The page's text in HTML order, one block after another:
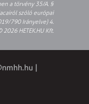
a törvény 35/A. §
szóló európai
790 Irányelve) 4.
HETEK.HU Kft.